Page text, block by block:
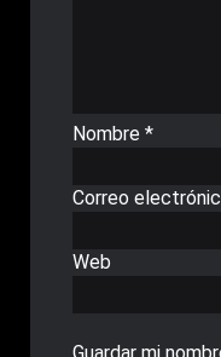
Nombre *
Correo
Web